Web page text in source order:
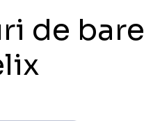
de bare